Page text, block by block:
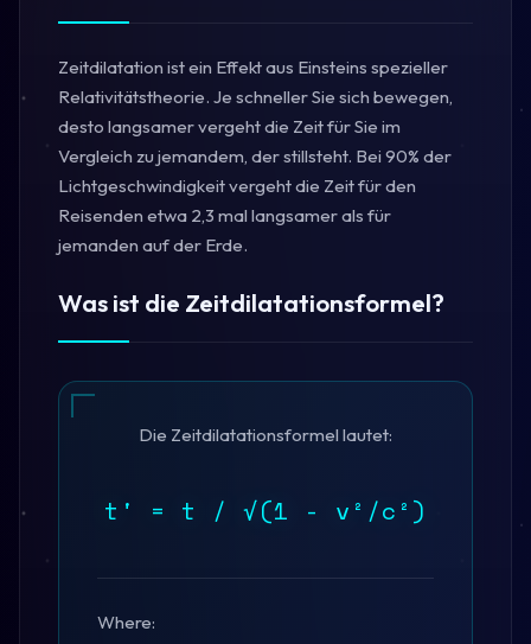
Zeitdilatation ist ein Effekt aus Einsteins spezieller
Relativitätstheorie. Je schneller Sie sich bewegen,
desto langsamer vergeht die Zeit für Sie im
Vergleich zu jemandem, der stillsteht. Bei 90% der
Lichtgeschwindigkeit vergeht die Zeit für den
Reisenden etwa 2,3 mal langsamer als für
jemanden auf der Erde.
Was ist die Zeitdilatationsformel?
Die Zeitdilatationsformel lautet:
t' = t / √(1 - v²/c²)
Where: